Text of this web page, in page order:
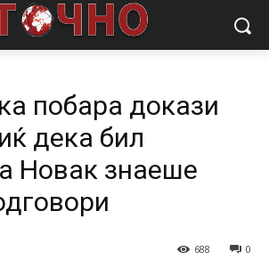
побара докази од Ѓоковиќ дека бил
побара докази
дека бил
Новак знаеше
0
688